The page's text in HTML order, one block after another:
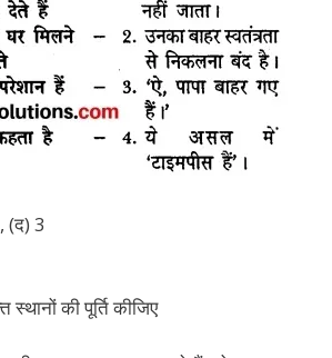
(द) 3
की पूर्ति कीजिए